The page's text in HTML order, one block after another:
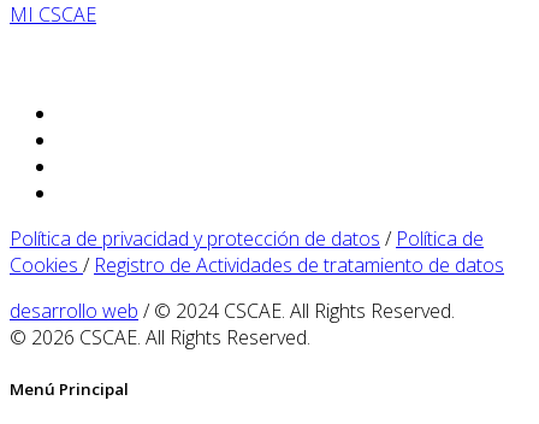
MI CSCAE
Política de privacidad y protección de datos / Política de
Cookies / Registro de Actividades de tratamiento de datos
desarrollo web / © 2024 CSCAE. All Rights Reserved.
© 2026 CSCAE. All Rights Reserved.
Menú Principal